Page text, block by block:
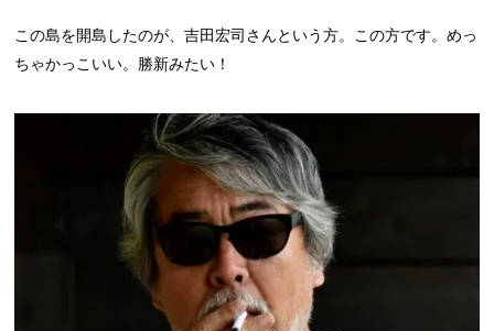
この島を開島したのが、吉田宏司さんという方。この方です。めっ
ちゃかっこいい。勝新みたい！